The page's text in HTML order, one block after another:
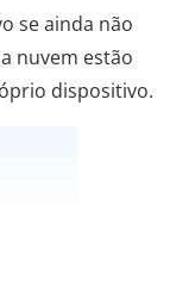
se ainda não
nuvem estão
dispositivo.